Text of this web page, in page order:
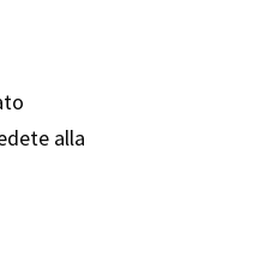
alla